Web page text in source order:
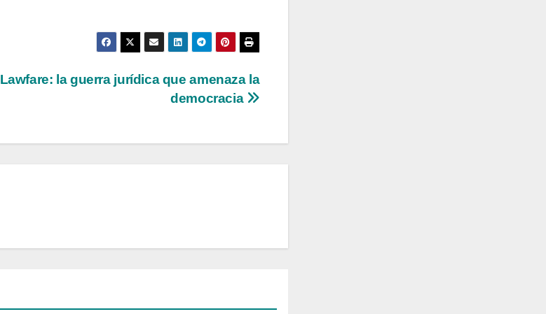
Lawfare: la guerra jurídica que amenaza la
democracia